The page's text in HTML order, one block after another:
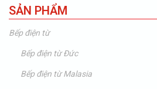
SẢN PHẨM
Bếp điện từ
Bếp điện từ Đức
Bếp điện từ Malasia